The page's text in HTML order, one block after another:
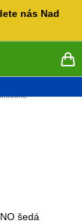
nás Nad
šedá